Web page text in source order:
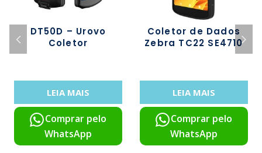
DT50D – Urovo
Coletor
LEIA MAIS
Comprar pelo
WhatsApp
Coletor de Dados
Zebra TC22 SE4710
LEIA MAIS
Comprar pelo
WhatsApp